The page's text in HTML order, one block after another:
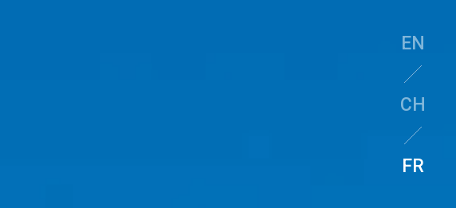
EN
CH
FR